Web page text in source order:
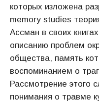
которых изложена
memory studies
Ассман в своих
описанию проблем
общества, память
воспоминанием о
Рассмотрение этого
понимания о травме